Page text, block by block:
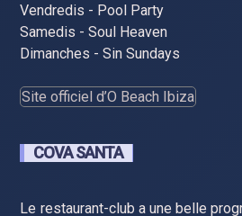
Vendredis - Pool Party
Samedis - Soul Heaven
Dimanches - Sin Sundays
Site officiel d’O Beach Ibiza
COVA SANTA
Le restaurant-club a une belle